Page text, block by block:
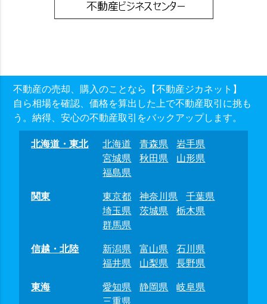
不動産の売却、購入のことなら【不動産ジカネット】
自ら相場を確認、価格を算出した上で不動産取引に挑も
う。納得、安心の不動産取引をバックアップします。
北海道・東北 北海道 青森県
岩手県
宮城県
秋田県
山形県
福島県
関東
東京都 神奈川県
千葉県
埼玉県
茨城県
栃木県
群馬県
信越・北陸
新潟県 富山県
石川県
福井県
山梨県
長野県
東海
愛知県 静岡県
岐阜県
三重県